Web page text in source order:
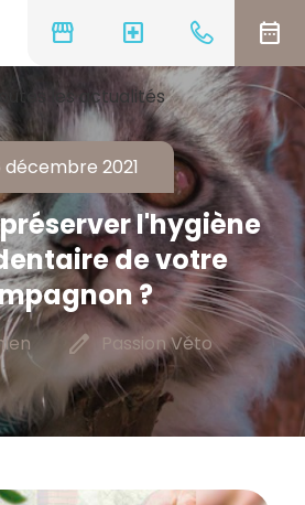
storefront local_hospital date_range
les actualités
décembre 2021
l'hygiène
de votre
?
edit Passion Véto